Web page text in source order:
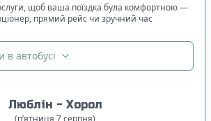
щоб ваша поїздка була комфортною —
прямий рейс чи зручний час
в автобусі
Люблін - Хорол
(п’ятниця 7серпня)